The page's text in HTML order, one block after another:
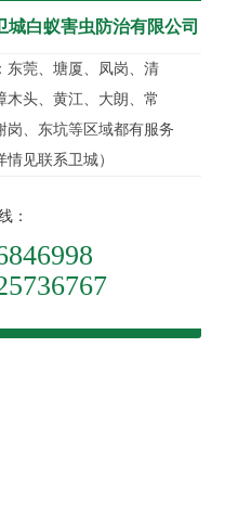
城白蚁害虫防治有限公司
东莞、塘厦、凤岗、清
木头、黄江、大朗、常
岗、东坑等区域都有服务
情见联系卫城）
：